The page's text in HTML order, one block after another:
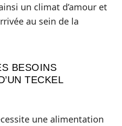
un climat d’amour et
au sein de la
BESOINS
TECKEL
une alimentation